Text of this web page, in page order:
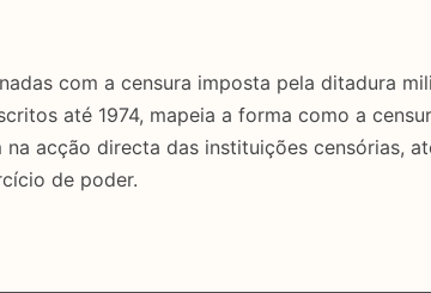
com a censura imposta pela ditadura
até 1974, mapeia a forma como a
acção directa das instituições censórias,
de poder.